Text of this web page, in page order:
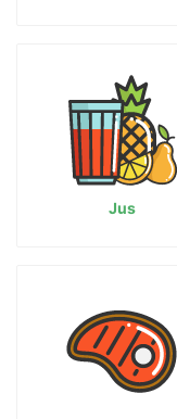
Jus